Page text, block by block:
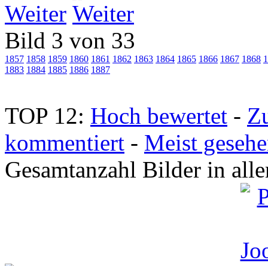
Weiter
Bild 3 von 33
1857 1858 1859 1860 1861 1862 1863 1864 1865 1866 1867 1868
1883 1884 1885 1886 1887
TOP 12: Hoch bewertet -
kommentiert - Meist
Gesamtanzahl Bilder in